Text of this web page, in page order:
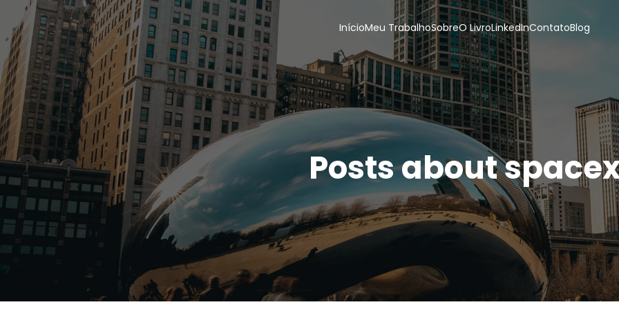
InícioMeu TrabalhoSobreO LivroLinkedInContatoBlog
Posts about